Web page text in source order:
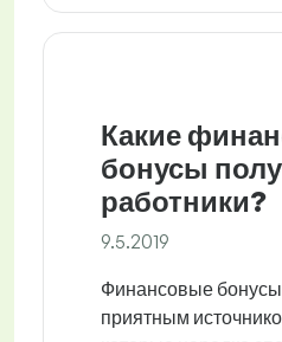
Какие
бонусы
работники?
9.5.2019
Финансовые
приятным